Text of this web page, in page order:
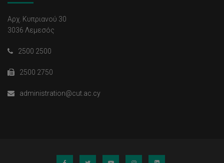
Αρχ. Κυπριανού 30
3036 Λεμεσός
2500 2500
2500 2750
administration@cut.ac.cy